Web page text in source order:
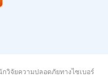
กวิจัยความปลอดภัยทางไซเบอร์